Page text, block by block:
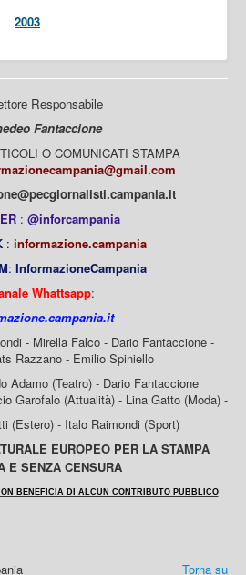
2003
Responsabile
Fantaccione
O COMUNICATI STAMPA
: @inforcampania
: informazione.campania
: InformazioneCampania
Whattsapp:
- Mirella Falco - Dario Fantaccione -
Razzano - Emilio Spiniello
Adamo (Teatro) - Dario Fantaccione
Garofalo (Attualità) - Lina Gatto (Moda) -
(Estero) - Italo Raimondi (Sport)
EUROPEO PER LA STAMPA
E SENZA CENSURA
BENEFICIA DI ALCUN CONTRIBUTO PUBBLICO
Torna su